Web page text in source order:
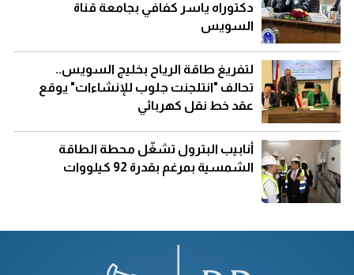
دكتوراه ياسر كفافي بجامعة قناة
السويس
لتفريغ طاقة الرياح بخليج السويس..
تحالف "انتلجنت جلوب للإنشاءات" يوقع
عقد خط نقل كهربائي
أنابيب البترول تشغّل محطة الطاقة
الشمسية بمرغم بقدرة 92 كيلووات